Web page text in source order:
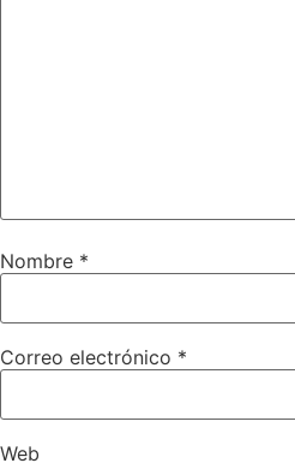
Nombre *
Correo electrónico *
Web